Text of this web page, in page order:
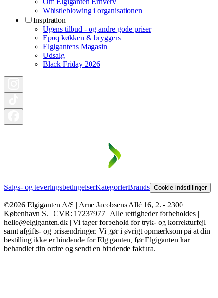
Om Elgiganten Erhverv
Whistleblowing i organisationen
Inspiration
Ugens tilbud - og andre gode priser
Epoq køkken & bryggers
Elgigantens Magasin
Udsalg
Black Friday 2026
Salgs- og leveringsbetingelserKategorierBrands Cookie indstillinger
©2026 Elgiganten A/S | Arne Jacobsens Allé 16, 2. - 2300
København S. | CVR: 17237977 | Alle rettigheder forbeholdes |
hello@elgiganten.dk | Vi tager forbehold for tryk- og korrekturfejl
samt afgifts- og prisændringer. Vi gør i øvrigt opmærksom på at din
bestilling ikke er bindende for Elgiganten, før Elgiganten har
behandlet din ordre og sendt en bindende faktura.